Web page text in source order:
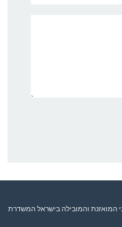
המואזנת והמובילה בישראל המשדרת